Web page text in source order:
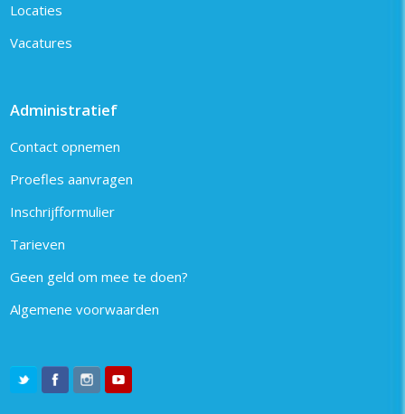
Locaties
Vacatures
Administratief
Contact opnemen
Proefles aanvragen
Inschrijfformulier
Tarieven
Geen geld om mee te doen?
Algemene voorwaarden